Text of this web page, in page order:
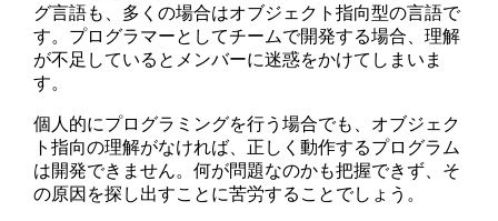
グ言語も、多くの場合はオブジェクト指向型の言語で
す。プログラマーとしてチームで開発する場合、理解
が不足しているとメンバーに迷惑をかけてしまいま
す。
個人的にプログラミングを行う場合でも、オブジェク
ト指向の理解がなければ、正しく動作するプログラム
は開発できません。何が問題なのかも把握できず、そ
の原因を探し出すことに苦労することでしょう。